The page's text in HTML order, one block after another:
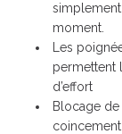
moment.
Les
permettent
d’effort
Blocage